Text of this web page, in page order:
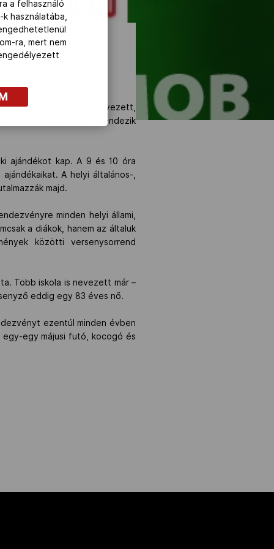
cégről elnevezett,
erdő tornapályáján rendezik
ajándékot kap. A 9 és 10 óra
A helyi általános-,
majd.
minden helyi állami,
a diákok, hanem az általuk
közötti versenysorrend
Több iskola is nevezett már –
eddig egy 83 éves nő.
ezentúl minden évben
egy májusi futó, kocogó és
a felhasználó
használatába,
ra, mert nem